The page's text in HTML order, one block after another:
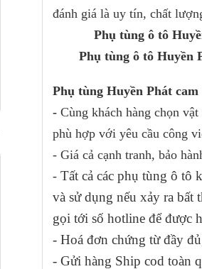
đánh giá là uy tín, chất
Phụ tùng ô tô
Phụ tùng ô tô Huyền
Phụ tùng Huyền Phát
- Cùng khách hàng chọn
phù hợp với yêu cầu công
- Giá cả cạnh tranh, bảo
- Tất cả các phụ tùng ô tô
và sử dụng nếu xảy ra
gọi tới số hotline để được
- Hoá đơn chứng từ đầy
- Gửi hàng Ship cod toàn